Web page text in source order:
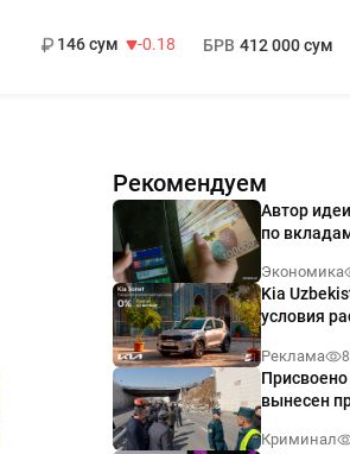
146 сум
-0.18
БРВ 412 000 сум
Рекомендуем
Автор
по
Экономика
Kia
условия
годовых
Реклама
вынесен
Ташкенте
Криминал